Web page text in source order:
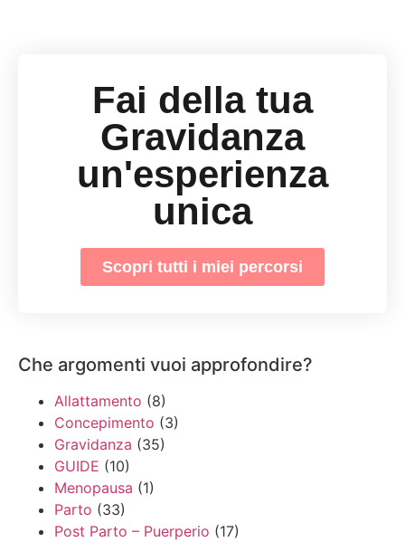
Fai della tua
Gravidanza
un'esperienza
unica
Scopri tutti i miei percorsi
Che argomenti vuoi approfondire?
Allattamento (8)
Concepimento (3)
Gravidanza (35)
GUIDE (10)
Menopausa (1)
Parto (33)
Post Parto – Puerperio (17)